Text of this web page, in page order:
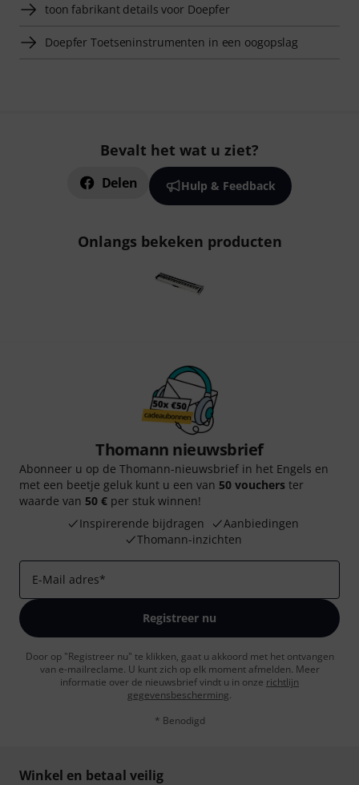
toon fabrikant details voor Doepfer
Doepfer Toetseninstrumenten in een oogopslag
Bevalt het wat u ziet?
Delen Hulp & Feedback
Onlangs bekeken producten
Thomann nieuwsbrief
Abonneer u op de Thomann-nieuwsbrief in het Engels en
met een beetje geluk kunt u een van 50 vouchers ter
waarde van 50 € per stuk winnen!
Inspirerende bijdragen
Aanbiedingen
Thomann-inzichten
E-Mail adres*
Registreer nu
Door op "Registreer nu" te klikken, gaat u akkoord met het ontvangen
van e-mailreclame. U kunt zich op elk moment afmelden. Meer
informatie over de nieuwsbrief vindt u in onze richtlijn
gegevensbescherming.
* Benodigd
Winkel en betaal veilig